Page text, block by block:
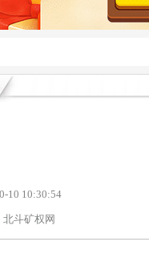
10 10:30:54
北斗矿权网